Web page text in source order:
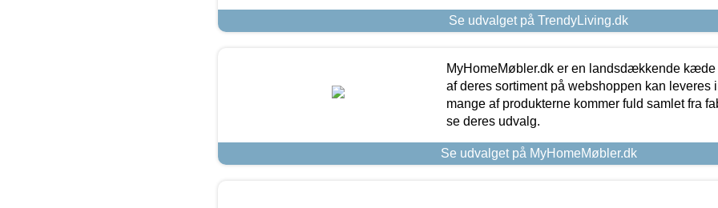
Se udvalget på TrendyLiving.dk
MyHomeMøbler.dk er en landsdækkende kæde
af deres sortiment på webshoppen kan leveres
mange af produkterne kommer fuld samlet fra
se deres udvalg.
Se udvalget på MyHomeMøbler.dk